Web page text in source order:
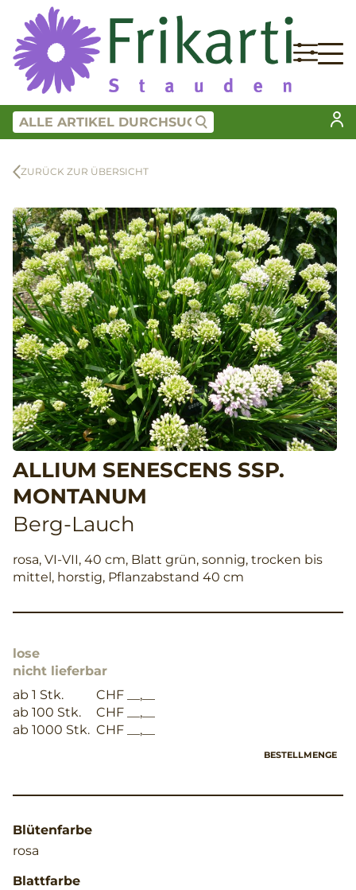
ZURÜCK ZUR ÜBERSICHT
ALLIUM SENESCENS SSP.
MONTANUM
Berg-Lauch
rosa, VI-VII, 40 cm, Blatt grün, sonnig, trocken bis
mittel, horstig, Pflanzabstand 40 cm
lose
nicht lieferbar
ab 1 Stk.
CHF __,__
ab 100 Stk.
CHF __,__
ab 1000 Stk. CHF __,__
BESTELLMENGE
Blütenfarbe
rosa
Blattfarbe